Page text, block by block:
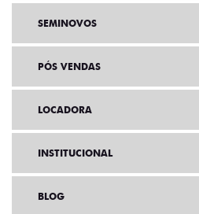
SEMINOVOS
PÓS VENDAS
LOCADORA
INSTITUCIONAL
BLOG